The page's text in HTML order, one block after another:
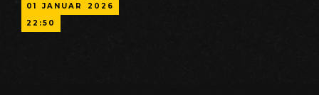
01 JANUAR
2026
22:50